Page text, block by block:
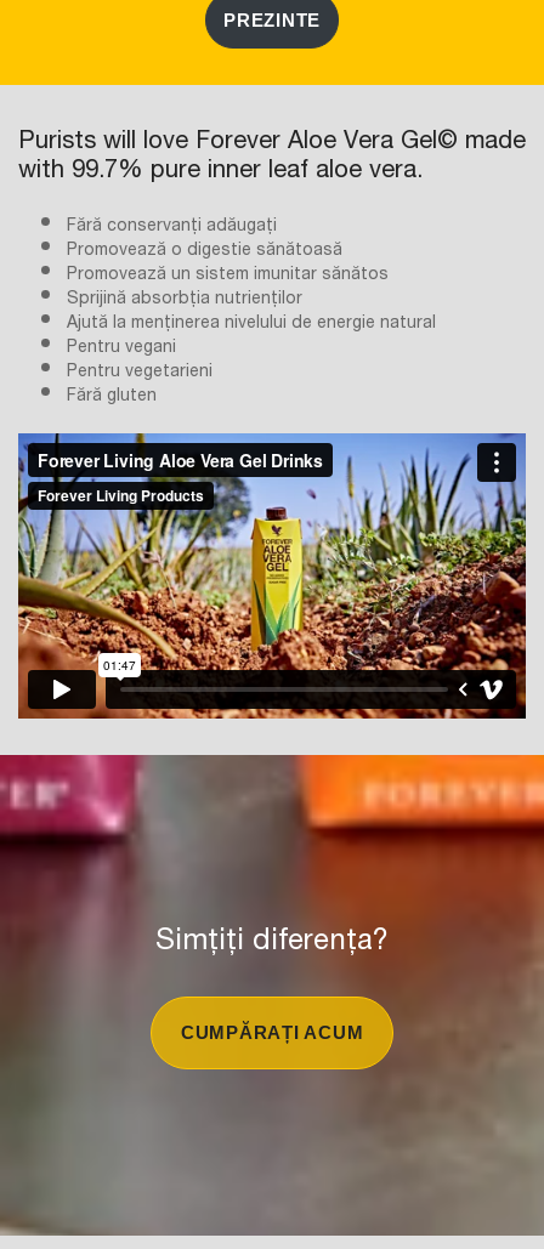
PREZINTE
Purists will love Forever Aloe Vera Gel© made
with 99.7% pure inner leaf aloe vera.
Fără conservanți adăugați
Promovează o digestie sănătoasă
Promovează un sistem imunitar sănătos
Sprijină absorbția nutrienților
Ajută la menținerea nivelului de energie natural
Pentru vegani
Pentru vegetarieni
Fără gluten
Simțiți diferența?
CUMPĂRAȚI ACUM